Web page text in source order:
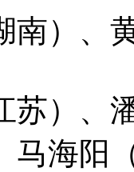
南）、
苏）、
马海阳